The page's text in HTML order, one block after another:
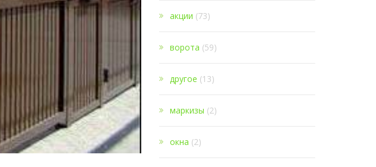
акции (73)
ворота (59)
другое (13)
маркизы (2)
окна (2)